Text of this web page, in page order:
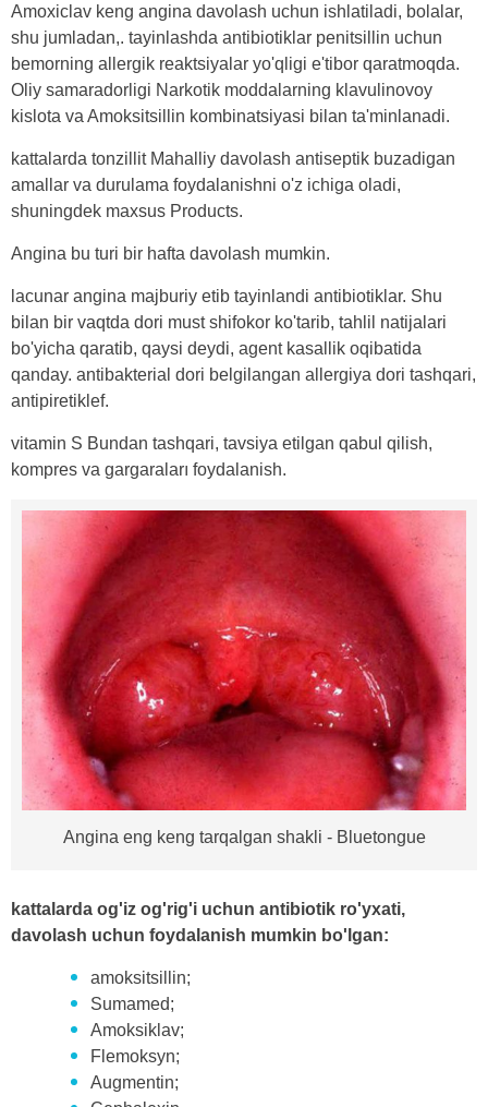
Amoxiclav keng angina davolash uchun ishlatiladi, bolalar,
shu jumladan,. tayinlashda antibiotiklar penitsillin uchun
bemorning allergik reaktsiyalar yo'qligi e'tibor qaratmoqda.
Oliy samaradorligi Narkotik moddalarning klavulinovoy
kislota va Amoksitsillin kombinatsiyasi bilan ta'minlanadi.
kattalarda tonzillit Mahalliy davolash antiseptik buzadigan
amallar va durulama foydalanishni o'z ichiga oladi,
shuningdek maxsus Products.
Angina bu turi bir hafta davolash mumkin.
lacunar angina majburiy etib tayinlandi antibiotiklar. Shu
bilan bir vaqtda dori must shifokor ko'tarib, tahlil natijalari
bo'yicha qaratib, qaysi deydi, agent kasallik oqibatida
qanday. antibakterial dori belgilangan allergiya dori tashqari,
antipiretiklef.
vitamin S Bundan tashqari, tavsiya etilgan qabul qilish,
kompres va gargaraları foydalanish.
Angina eng keng tarqalgan shakli - Bluetongue
kattalarda og'iz og'rig'i uchun antibiotik ro'yxati,
davolash uchun foydalanish mumkin bo'lgan:
amoksitsillin;
Sumamed;
Amoksiklav;
Flemoksyn;
Augmentin;